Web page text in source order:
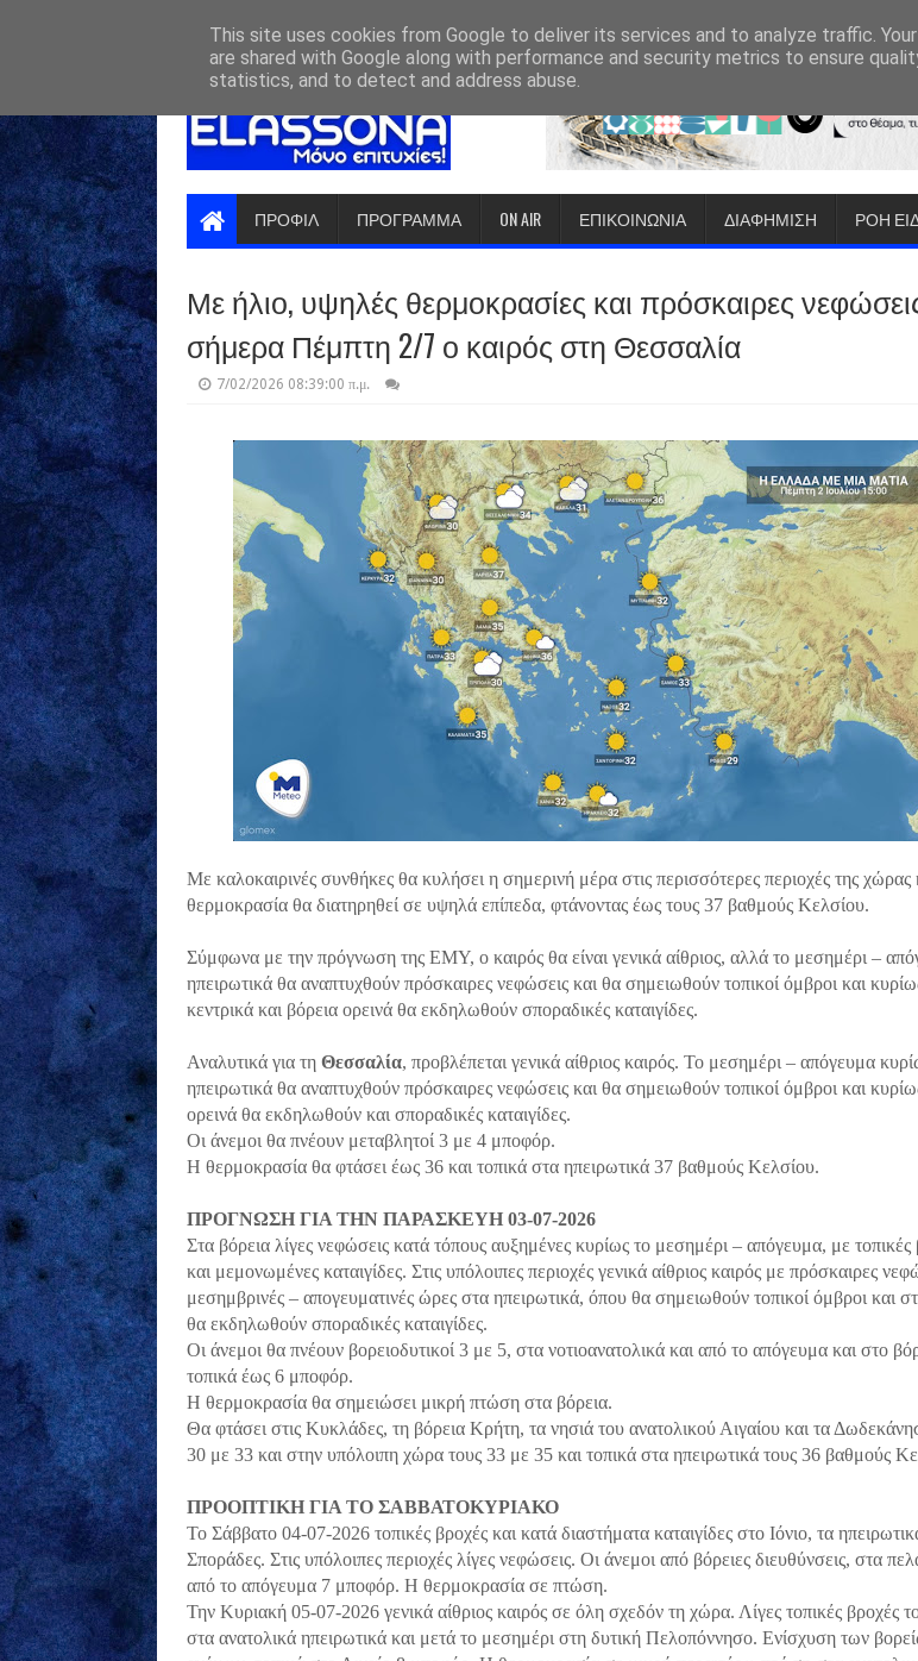
ΠΡΟΦΙΛ ΠΡΟΓΡΑΜΜΑ ON AIR ΕΠΙΚΟΙΝΩΝΙΑ ΔΙΑΦΗΜΙΣΗ ΡΟΗ
Με ήλιο, υψηλές θερμοκρασίες και πρόσκαιρες
σήμερα Πέμπτη 2/7 ο καιρός στη Θεσσαλία
7/02/2026 08:39:00 π.μ.
Με καλοκαιρινές συνθήκες θα κυλήσει η σημερινή μέρα στις περισσότερες περιοχές της
θερμοκρασία θα διατηρηθεί σε υψηλά επίπεδα, φτάνοντας έως τους 37 βαθμούς Κελσίου.
Σύμφωνα με την πρόγνωση της ΕΜΥ, ο καιρός θα είναι γενικά αίθριος, αλλά το μεσημέρι –
ηπειρωτικά θα αναπτυχθούν πρόσκαιρες νεφώσεις και θα σημειωθούν τοπικοί όμβροι και
κεντρικά και βόρεια ορεινά θα εκδηλωθούν σποραδικές καταιγίδες.
Αναλυτικά για τη Θεσσαλία, προβλέπεται γενικά αίθριος καιρός. Το μεσημέρι – απόγευμα
ηπειρωτικά θα αναπτυχθούν πρόσκαιρες νεφώσεις και θα σημειωθούν τοπικοί όμβροι και
ορεινά θα εκδηλωθούν και σποραδικές καταιγίδες.
Οι άνεμοι θα πνέουν μεταβλητοί 3 με 4 μποφόρ.
Η θερμοκρασία θα φτάσει έως 36 και τοπικά στα ηπειρωτικά 37 βαθμούς Κελσίου.
ΠΡΟΓΝΩΣΗ ΓΙΑ ΤΗΝ ΠΑΡΑΣΚΕΥΗ 03-07-2026
Στα βόρεια λίγες νεφώσεις κατά τόπους αυξημένες κυρίως το μεσημέρι – απόγευμα, με τοπικές
και μεμονωμένες καταιγίδες. Στις υπόλοιπες περιοχές γενικά αίθριος καιρός με πρόσκαιρες
μεσημβρινές – απογευματινές ώρες στα ηπειρωτικά, όπου θα σημειωθούν τοπικοί όμβροι και
θα εκδηλωθούν σποραδικές καταιγίδες.
Οι άνεμοι θα πνέουν βορειοδυτικοί 3 με 5, στα νοτιοανατολικά και από το απόγευμα και στο
τοπικά έως 6 μποφόρ.
Η θερμοκρασία θα σημειώσει μικρή πτώση στα βόρεια.
Θα φτάσει στις Κυκλάδες, τη βόρεια Κρήτη, τα νησιά του ανατολικού Αιγαίου και τα
30 με 33 και στην υπόλοιπη χώρα τους 33 με 35 και τοπικά στα ηπειρωτικά τους 36 βαθμούς
ΠΡΟΟΠΤΙΚΗ ΓΙΑ ΤΟ ΣΑΒΒΑΤΟΚΥΡΙΑΚΟ
Το Σάββατο 04-07-2026 τοπικές βροχές και κατά διαστήματα καταιγίδες στο Ιόνιο, τα
Σποράδες. Στις υπόλοιπες περιοχές λίγες νεφώσεις. Οι άνεμοι από βόρειες διευθύνσεις, στα
από το απόγευμα 7 μποφόρ. Η θερμοκρασία σε πτώση.
Την Κυριακή 05-07-2026 γενικά αίθριος καιρός σε όλη σχεδόν τη χώρα. Λίγες τοπικές βροχές
στα ανατολικά ηπειρωτικά και μετά το μεσημέρι στη δυτική Πελοπόννησο. Ενίσχυση των
This site uses cookies from Google to deliver its services and to analyze traffic.
are shared with Google along with performance and security metrics to ensure
statistics, and to detect and address abuse.